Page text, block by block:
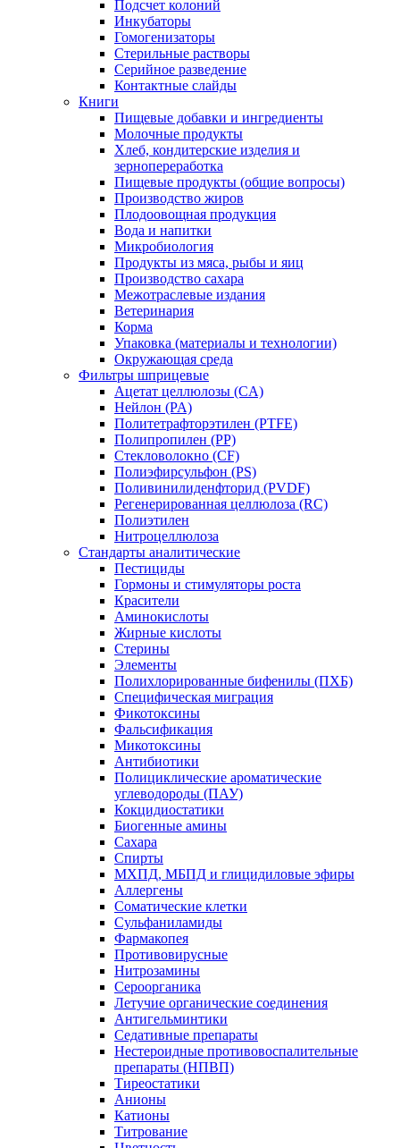
Подсчет колоний
Инкубаторы
Гомогенизаторы
Стерильные растворы
Серийное разведение
Контактные слайды
Книги
Пищевые добавки и ингредиенты
Молочные продукты
Хлеб, кондитерские изделия и
зернопереработка
Пищевые продукты (общие вопросы)
Производство жиров
Плодоовощная продукция
Вода и напитки
Микробиология
Продукты из мяса, рыбы и яиц
Производство сахара
Межотраслевые издания
Ветеринария
Корма
Упаковка (материалы и технологии)
Окружающая среда
Фильтры шприцевые
Ацетат целлюлозы (CA)
Нейлон (PA)
Политетрафторэтилен (PTFE)
Полипропилен (PP)
Стекловолокно (CF)
Полиэфирсульфон (PS)
Поливинилиденфторид (PVDF)
Регенерированная целлюлоза (RC)
Полиэтилен
Нитроцеллюлоза
Стандарты аналитические
Пестициды
Гормоны и стимуляторы роста
Красители
Аминокислоты
Жирные кислоты
Стерины
Элементы
Полихлорированные бифенилы (ПХБ)
Специфическая миграция
Фикотоксины
Фальсификация
Микотоксины
Антибиотики
Полициклические ароматические
углеводороды (ПАУ)
Кокцидиостатики
Биогенные амины
Сахара
Спирты
МХПД, МБПД и глицидиловые эфиры
Аллергены
Соматические клетки
Сульфаниламиды
Фармакопея
Противовирусные
Нитрозамины
Сероорганика
Летучие органические соединения
Антигельминтики
Седативные препараты
Нестероидные противовоспалительные
препараты (НПВП)
Тиреостатики
Анионы
Катионы
Титрование